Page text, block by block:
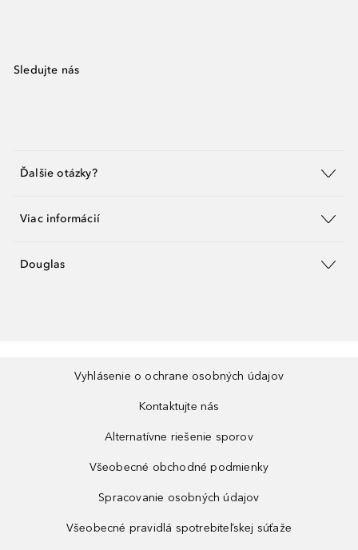
Sledujte nás
Ďalšie otázky?
Viac informácií
Douglas
Vyhlásenie o ochrane osobných údajov
Kontaktujte nás
Alternatívne riešenie sporov
Všeobecné obchodné podmienky
Spracovanie osobných údajov
Všeobecné pravidlá spotrebiteľskej súťaže